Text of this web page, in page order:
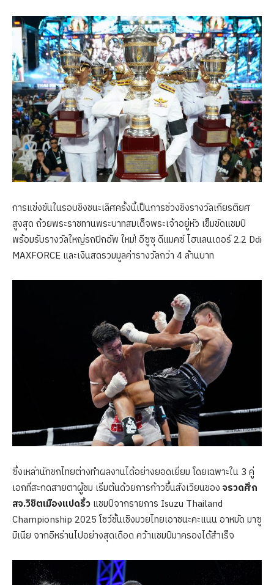
การแข่งขันในรอบชิงชนะเลิศครั้งนี้เป็นการช่วงชิงรางวัลเกียรติยศ
สูงสุด ถ้วยพระราชทานพระบาทสมเด็จพระเจ้าอยู่หัว เข็มขัดแชมป์
พร้อมรับรางวัลใหญ่รถปิกอัพ ใหม่! อีซูซุ ดีแมคซ์ ไฮแลนเดอร์ 2.2 Ddi
MAXFORCE และเงินสดรวมมูลค่ารางวัลกว่า 4 ล้านบาท
ซึ่งเหล่านักชกไทยต่างทำผลงานได้อย่างยอดเยี่ยม โดยเฉพาะใน 3 คู่
เอกที่สะกดสายตาผู้ชม เริ่มต้นด้วยการก้าวขึ้นสังเวียนของ จรวดศึก
สจ.วิชิตเมืองแปดริ้ว แชมป์จากรายการ Isuzu Thailand
Championship 2025 โชว์ชั้นเชิงมวยไทยเอาชนะคะแนน อาหมัด มาซู
มิเนีย จากอิหร่านไปอย่างสุดเดือด คว้าแชมป์มาครองได้สำเร็จ